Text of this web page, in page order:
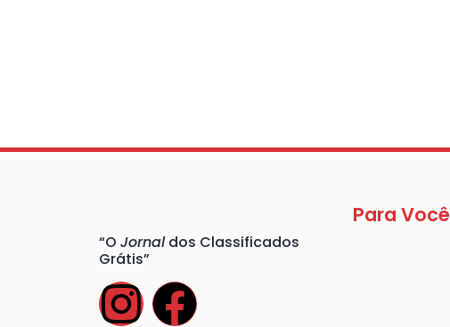
“O Jornaldos Classificados
Grátis”
Para Você